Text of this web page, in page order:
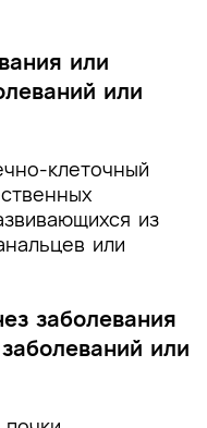
или
или
клеточный
из
или
заболевания
или